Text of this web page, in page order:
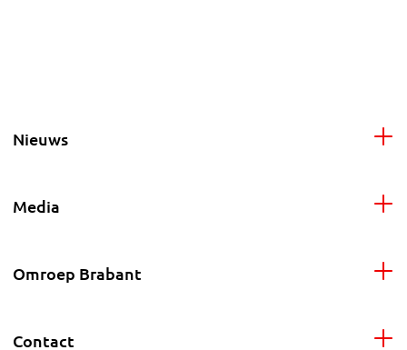
Nieuws
Media
Omroep Brabant
Contact